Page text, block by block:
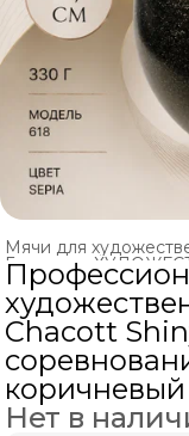
Мячи для
Главная ›
Chacott
коричневый
Нет в